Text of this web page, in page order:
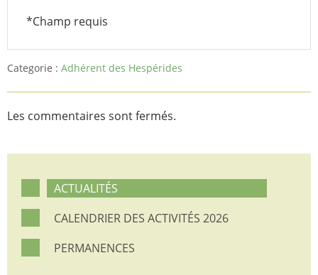
*Champ requis
Categorie : Adhérent des Hespérides
Les commentaires sont fermés.
ACTUALITÉS
CALENDRIER DES ACTIVITÉS 2026
PERMANENCES